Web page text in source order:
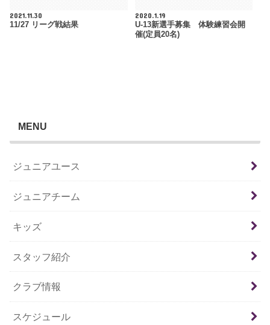
2021.11.30
11/27 リーグ戦結果
2020.1.19
U-13新選手募集 体験練習会開
催(定員20名)
MENU
ジュニアユース
ジュニアチーム
キッズ
スタッフ紹介
クラブ情報
スケジュール